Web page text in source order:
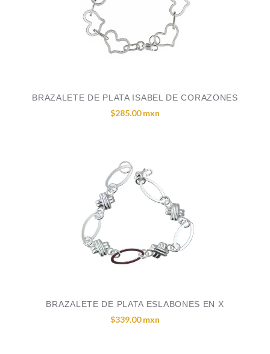
BRAZALETE DE PLATA ISABEL DE CORAZONES
$285.00 mxn
BRAZALETE DE PLATA ESLABONES EN X
$339.00 mxn